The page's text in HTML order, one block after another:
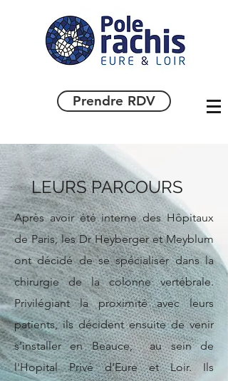
Prendre RDV
LEURS PARCOURS
Après avoir été interne des Hôpitaux
de Paris, les Dr Heyberger et Meyblum
ont décidé de se spécialiser dans la
chirurgie de la colonne vertébrale.
Privilégiant la proximité avec leurs
patients, ils décident ensuite de venir
s'installer en Beauce, au sein de
l'Hopital Privé d'Eure et Loir. Ils